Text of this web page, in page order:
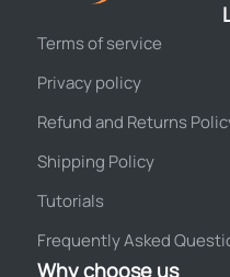
Terms of service
Privacy policy
Refund and Returns
Shipping Policy
Tutorials
Frequently Asked
Why choose us